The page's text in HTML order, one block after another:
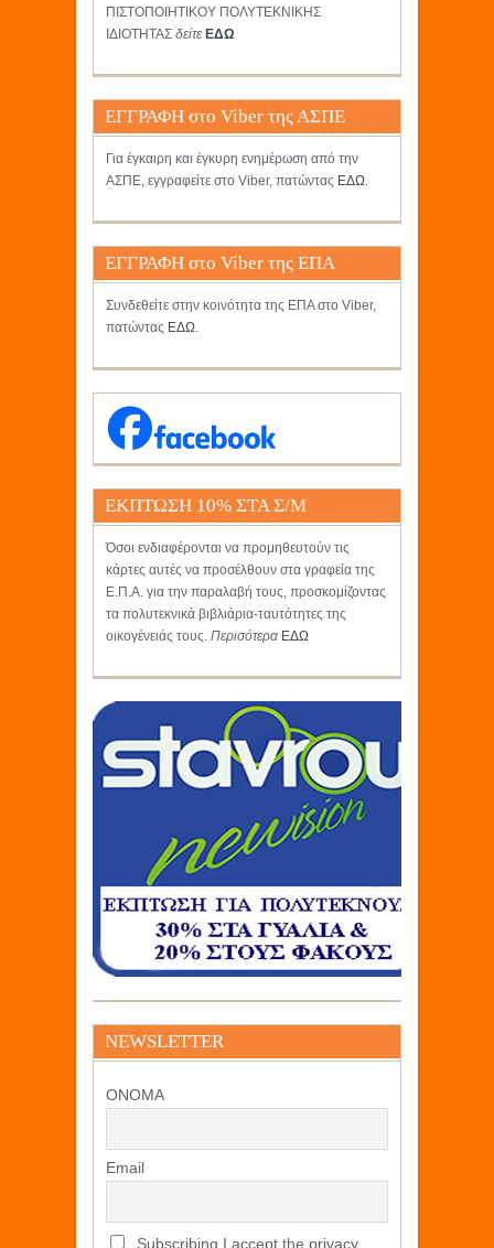
ΠΙΣΤΟΠΟΙΗΤΙΚΟΥ ΠΟΛΥΤΕΚΝΙΚΗΣ
ΙΔΙΟΤΗΤΑΣ δείτε ΕΔΩ
ΕΓΓΡΑΦΗ στο Viber της ΑΣΠΕ
Για έγκαιρη και έγκυρη ενημέρωση από την
ΑΣΠΕ, εγγραφείτε στο Viber, πατώντας ΕΔΩ.
ΕΓΓΡΑΦΗ στο Viber της ΕΠΑ
Συνδεθείτε στην κοινότητα της ΕΠΑ στο Viber,
πατώντας ΕΔΩ.
ΕΚΠΤΩΣΗ 10% ΣΤΑ Σ/Μ
ΚΡΗΤΙΚΟΣ
Όσοι ενδιαφέρονται να προμηθευτούν τις
κάρτες αυτές να προσέλθουν στα γραφεία της
Ε.Π.Α. για την παραλαβή τους, προσκομίζοντας
τα πολυτεκνικά βιβλιάρια-ταυτότητες της
οικογένειάς τους. Περισότερα ΕΔΩ
NEWSLETTER
ΟΝΟΜΑ
Email
Subscribing I accept the privacy